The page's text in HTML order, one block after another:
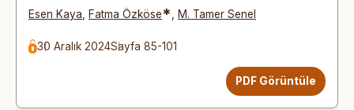
Esen Kaya Fatma Özköse* M. Tamer Senel
30 Aralık 2024Sayfa 85-101
PDF Görüntüle